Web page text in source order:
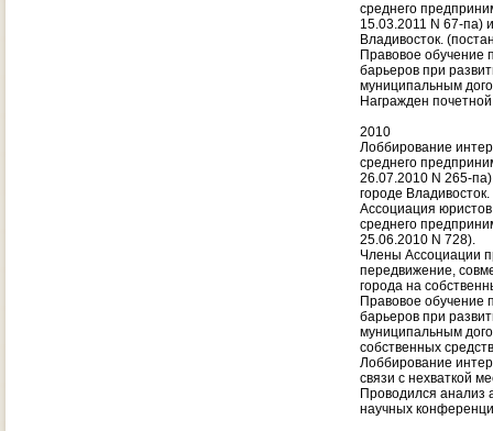
среднего
15.03.2011 N 67-па)
Владивосток.
Правовое обучение
барьеров при
муниципальным
Награжден
2010
Лоббирование
среднего
26.07.2010 N 265-
городе
Ассоциация
среднего
25.06.2010 N 728).
Члены Ассоциации
передвижение,
города на
Правовое обучение
барьеров при
муниципальным
собственных
Лоббирование
связи с нехваткой
Проводился анализ
научных